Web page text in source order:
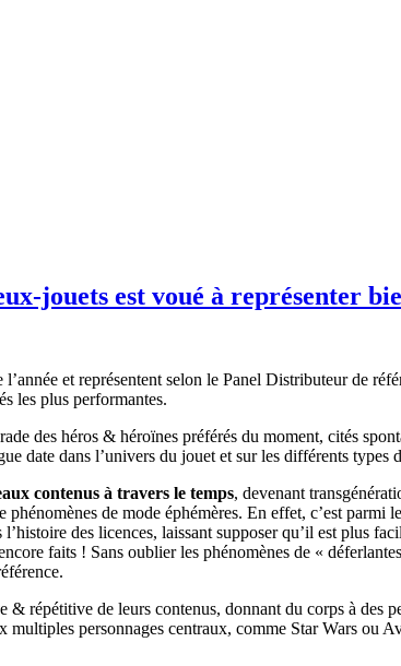
jouets est voué à représenter
et représentent selon le Panel Distributeur de
les plus performantes.
des héros & héroïnes préférés du moment, cités
date dans l’univers du jouet et sur les différents types
contenus à travers le temps, devenant
de mode éphémères. En effet, c’est
des licences, laissant supposer qu’il est plus
faits ! Sans oublier les phénomènes de «
& répétitive de leurs contenus, donnant du corps à
personnages centraux, comme Star Wars ou